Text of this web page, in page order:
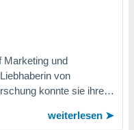
Marketing und
von
konnte sie ihre
weiterlesen